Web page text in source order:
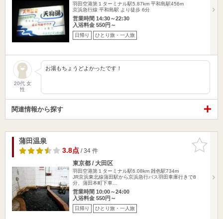
羽田空港第１ターミナル駅5.87km 平和島駅456m
京浜急行線 平和島駅 より徒歩 6分
営業時間 14:30～22:30
入浴料金 550円～
日帰り ひとり旅・一人旅
20代 女
性
お湯もちょうどよかったです！
関連情報から探す
お気に入
りに追加
蒲田温泉
3.8点/ 34 件
東京都 / 大田区
羽田空港第１ターミナル駅6.08km 雑色駅734m
JR京浜東北線蒲田駅から京浜急行バス羽田車庫行きで8
分、蒲田本町下車…
営業時間 10:00～24:00
入浴料金 550円～
日帰り ひとり旅・一人旅